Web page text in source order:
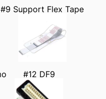
#9 Support Flex Tape
#12 DF9